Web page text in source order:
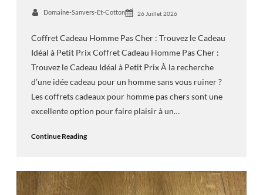
Domaine-Sanvers-Et-Cotton 26 Juillet 2026
Coffret Cadeau Homme Pas Cher : Trouvez le Cadeau
Idéal à Petit Prix Coffret Cadeau Homme Pas Cher :
Trouvez le Cadeau Idéal à Petit Prix À la recherche
d’une idée cadeau pour un homme sans vous ruiner ?
Les coffrets cadeaux pour homme pas chers sont une
excellente option pour faire plaisir à un…
Continue Reading